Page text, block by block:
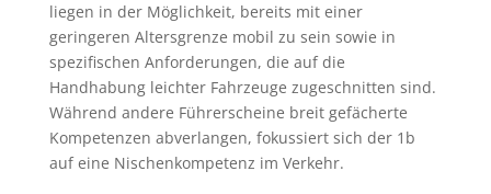
liegen in der Möglichkeit, bereits mit einer
geringeren Altersgrenze mobil zu sein sowie in
spezifischen Anforderungen, die auf die
Handhabung leichter Fahrzeuge zugeschnitten sind.
Während andere Führerscheine breit gefächerte
Kompetenzen abverlangen, fokussiert sich der 1b
auf eine Nischenkompetenz im Verkehr.